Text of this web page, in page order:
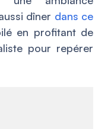
dîner dans ce
en profitant de
pour repérer